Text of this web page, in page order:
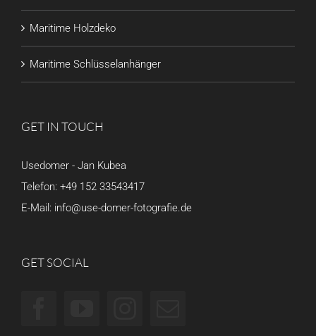
Maritime Holzdeko
Maritime Schlüsselanhänger
GET IN TOUCH
Usedomer - Jan Kubea
Telefon: +49 152 33543417
E-Mail: info@use-domer-fotografie.de
GET SOCIAL